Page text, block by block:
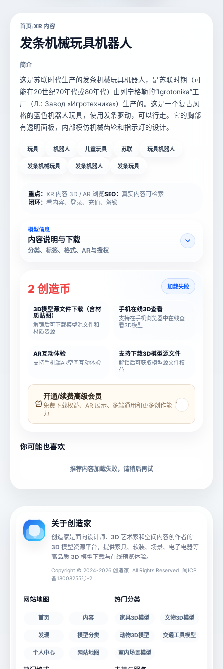
首页/XR 内容
发条机械玩具机器人
简介
这是苏联时代生产的发条机械玩具机器人，是苏联时期（可
能在20世纪70年代或80年代）由列宁格勒的“Igrotonika”工
厂（Л.: Завод «Игротехника»）生产的。这是一个复古风
格的蓝色机器人玩具，使用发条驱动，可以行走。它的胸部
有透明面板，内部模仿机械齿轮和指示灯的设计。
玩具 机器人 儿童玩具 苏联 玩具机器人
发条机械玩具 发条机器人 发条玩具
重点： XR 内容 3D / AR 浏览SEO： 真实内容可检索
闭环： 看内容、登录、充值、解锁
模型信息
内容说明与下载
分类、标签、格式、AR与授权
模型名称
材质贴图
文件大小
2 创造币 加载失败
3D模型源文件下载（含材
质贴图）
解锁后可下载模型源文件和
材质资源
手机在线3D查看
支持在手机浏览器中在线查
看3D模型
AR互动体验
支持手机端AR空间互动体验
支持下载3D模型源文件
解锁后可获取模型源文件权
益
开通/续费高级会员
免费下载权益、AR 展示、多端通用和更多创作能
力
›
你可能也喜欢
推荐内容加载失败，请稍后再试
关于创造家
创造家是面向设计师、3D 艺术家和空间内容创作者的
3D 模型资源平台，提供家具、软装、场景、电子电器等
高品质 3D 模型下载与在线预览体验。
Copyright © 2024-2026 创造家. All Rights Reserved. 闽ICP
备18008255号-2
网站地图
首页 内容
发现 模型分类
个人中心 网站地图
热门分类
家具3D模型 文物3D模型
动物3D模型 交通工具模型
室内场景模型